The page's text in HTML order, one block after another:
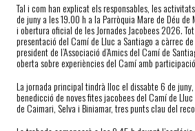
Tal i com han explicat els responsables, les
de juny a les 19.00 h a la Parròquia Mare de Déu
i obertura oficial de les Jornades Jacobees 2026.
presentació del Camí de Lluc a Santiago a càrrec
president de l’Associació d’Amics del Camí de
oberta sobre experiències del Camí amb
La jornada principal tindrà lloc el dissabte 6 de
benedicció de noves fites jacobees del Camí de
de Caimari, Selva i Biniamar, tres punts clau del